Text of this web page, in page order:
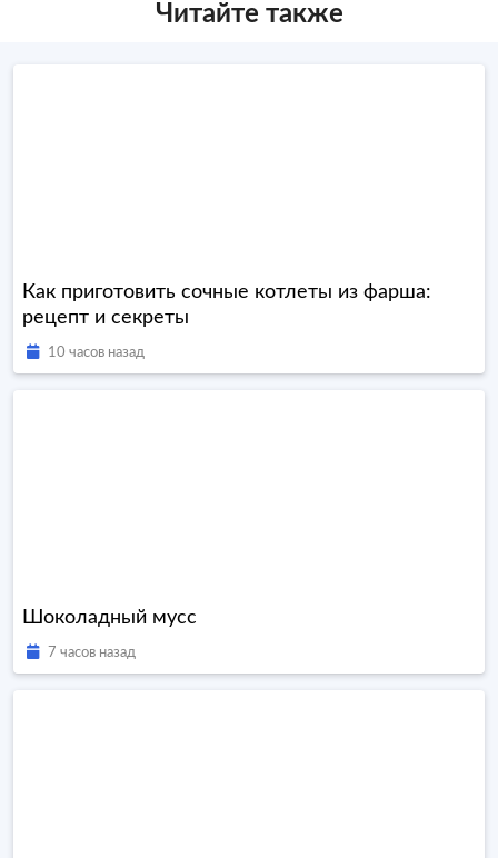
Читайте также
Как приготовить сочные котлеты из фарша:
рецепт и секреты
10 часов назад
Шоколадный мусс
7 часов назад